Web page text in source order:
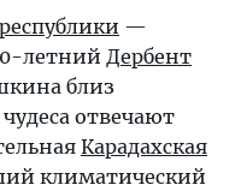
республики —
летний Дербент
близ
отвечают
Карадахская
климатический